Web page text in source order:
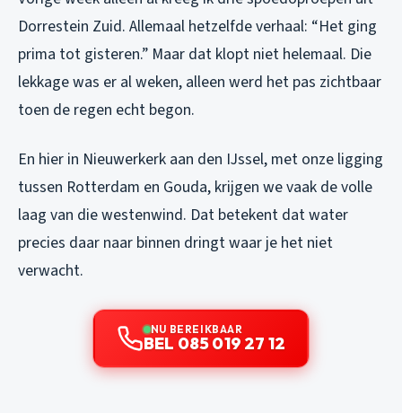
Dorrestein Zuid. Allemaal hetzelfde verhaal: “Het ging
prima tot gisteren.” Maar dat klopt niet helemaal. Die
lekkage was er al weken, alleen werd het pas zichtbaar
toen de regen echt begon.
En hier in Nieuwerkerk aan den IJssel, met onze ligging
tussen Rotterdam en Gouda, krijgen we vaak de volle
laag van die westenwind. Dat betekent dat water
precies daar naar binnen dringt waar je het niet
verwacht.
NU BEREIKBAAR
BEL 085 019 27 12